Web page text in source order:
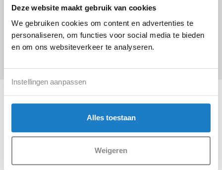
Deze website maakt gebruik van cookies
We gebruiken cookies om content en advertenties te
personaliseren, om functies voor social media te bieden
en om ons websiteverkeer te analyseren.
Instellingen aanpassen
Alles toestaan
Weigeren
SLIJPEN
€
€
Het werken met een botte HSS zaag kan je flink wat
frustraties opleveren. Een niet scherpe HSS zaag zaagt
ronduit gevaarlijk. Jouw HSS zagen slijpen doen wij dan
ook graag voor je. Je kunt heel eenvoudig je zagen